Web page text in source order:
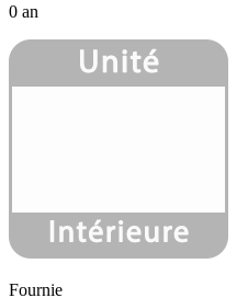
0 an
Fournie